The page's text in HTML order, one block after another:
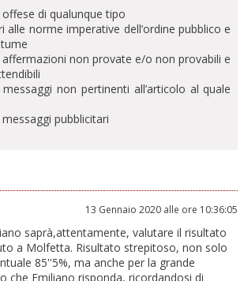
di qualunque tipo
alle norme imperative dell’ordine pubblico e
non provate e/o non provabili e
non pertinenti all’articolo al quale
pubblicitari
13 Gennaio 2020 alle ore 10:36:05
saprà,attentamente, valutare il risultato
a Molfetta. Risultato strepitoso, non solo
85''5%, ma anche per la grande
che Emiliano risponda, ricordandosi di